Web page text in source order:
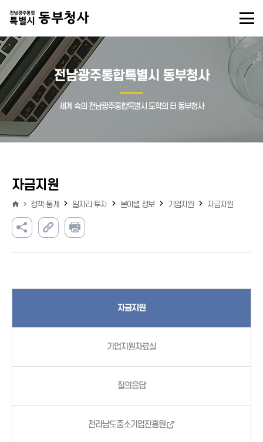
전남광주통합특별시 동부청사
세계 속의 전남광주통합특별시 도약의 터 동부청사
자금지원
정책·통계 일자리·투자 분야별 정보 기업지원 자금지원
자금지원
기업지원자료실
질의응답
전라남도중소기업진흥원